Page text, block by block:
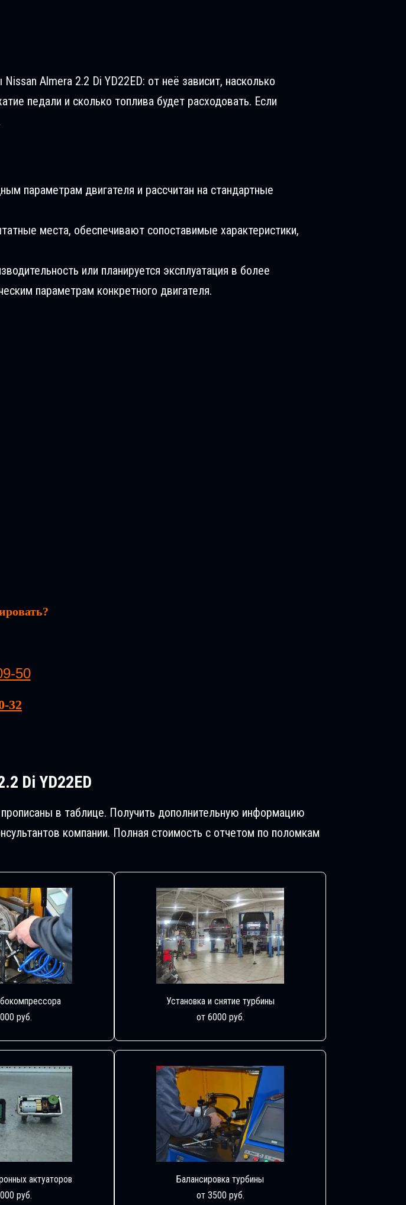
Almera 2.2 Di YD22ED: от неё зависит, насколько
педали и сколько топлива будет расходовать. Если
параметрам двигателя и рассчитан на стандартные
места, обеспечивают сопоставимые характеристики,
или планируется эксплуатация в более
параметрам конкретного двигателя.
50
32
Di YD22ED
в таблице. Получить дополнительную информацию
компании. Полная стоимость с отчетом по поломкам
руб.
Установка и снятие турбины
от 6000 руб.
актуаторов
руб.
Балансировка турбины
от 3500 руб.